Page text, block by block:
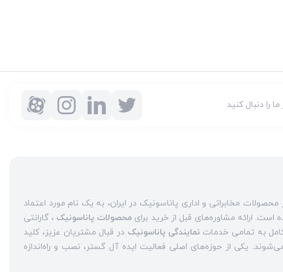
ما را دنبال کنید
شرکت ایده آل گستر با سابقه دو دهه فعالیت به عنوان مرکز مجاز محصولات مخابراتی و اداری پاناسونیک در ایران، به یک نام مورد اعتماد
محصولات پاناسونیک ، گارانتی
نمایندگی پاناسونیک در قبال مشتریان عزیز، کلید
واژه‌های سربلندی ایده آل گستر در میان همراهان خود محسوب می‌شوند. یکی از حوزه‌های اصلی فعالیت ایده آل گستر، نصب و راه‌اندازه